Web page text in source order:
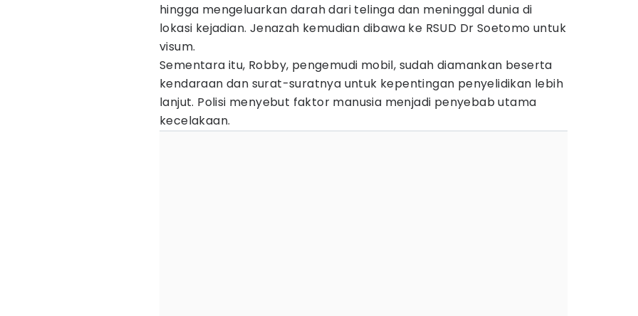
hingga mengeluarkan darah dari telinga dan meninggal dunia di
lokasi kejadian. Jenazah kemudian dibawa ke RSUD Dr Soetomo untuk
visum.
Sementara itu, Robby, pengemudi mobil, sudah diamankan beserta
kendaraan dan surat-suratnya untuk kepentingan penyelidikan lebih
lanjut. Polisi menyebut faktor manusia menjadi penyebab utama
kecelakaan.